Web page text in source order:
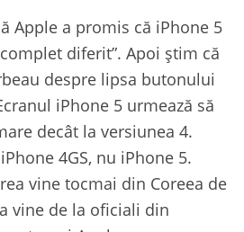
Apple a promis că iPhone 5
diferit”. Apoi știm că
despre lipsa butonului
iPhone 5 urmează să
decât la versiunea 4.
4GS, nu iPhone 5.
vine tocmai din Coreea de
vine de la oficiali din